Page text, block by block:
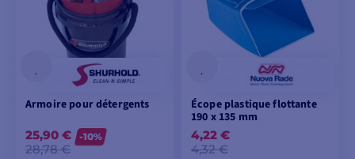
Armoire pour détergents
25,90 €
28,78 €
-10%
Écope plastique flottante
190 x 135 mm
4,22 €
4,32 €